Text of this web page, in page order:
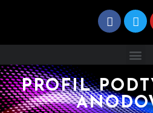
PROFIL